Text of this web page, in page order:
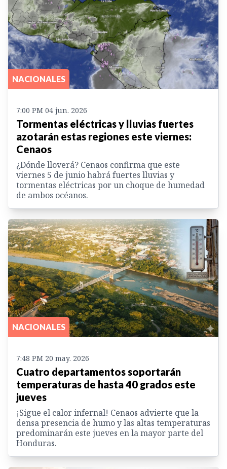
NACIONALES
7:00 PM 04 jun. 2026
Tormentas eléctricas y lluvias fuertes
azotarán estas regiones este viernes:
Cenaos
¿Dónde lloverá? Cenaos confirma que este
viernes 5 de junio habrá fuertes lluvias y
tormentas eléctricas por un choque de humedad
de ambos océanos.
NACIONALES
7:48 PM 20 may. 2026
Cuatro departamentos soportarán
temperaturas de hasta 40 grados este
jueves
¡Sigue el calor infernal! Cenaos advierte que la
densa presencia de humo y las altas temperaturas
predominarán este jueves en la mayor parte del
Honduras.